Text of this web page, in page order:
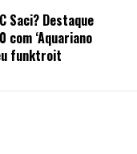
Saci? Destaque
com ‘Aquariano
funktroit